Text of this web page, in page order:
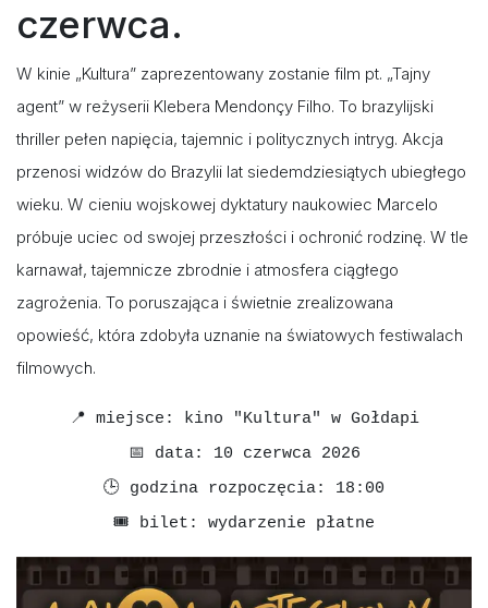
czerwca.
W kinie „Kultura” zaprezentowany zostanie film pt. „Tajny
agent” w reżyserii Klebera Mendonçy Filho. To brazylijski
thriller pełen napięcia, tajemnic i politycznych intryg. Akcja
przenosi widzów do Brazylii lat siedemdziesiątych ubiegłego
wieku. W cieniu wojskowej dyktatury naukowiec Marcelo
próbuje uciec od swojej przeszłości i ochronić rodzinę. W tle
karnawał, tajemnicze zbrodnie i atmosfera ciągłego
zagrożenia. To poruszająca i świetnie zrealizowana
opowieść, która zdobyła uznanie na światowych festiwalach
filmowych.
📍 miejsce: kino "Kultura" w Gołdapi
📅 data: 10 czerwca 2026
🕒 godzina rozpoczęcia: 18:00
🎟️ bilet: wydarzenie płatne